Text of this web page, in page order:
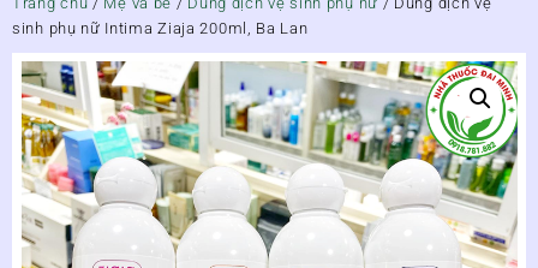
sinh phụ nữ Intima Ziaja 200ml, Ba Lan